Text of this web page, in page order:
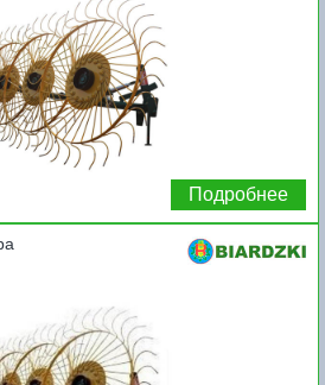
Подробнее